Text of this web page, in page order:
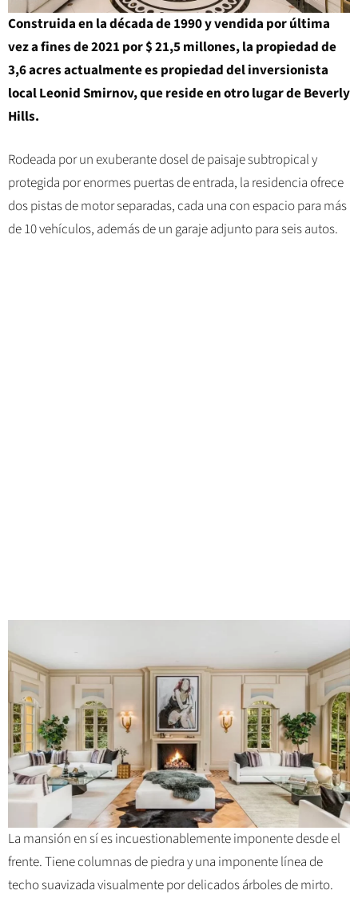
Construida en la década de 1990 y vendida por última
vez a fines de 2021 por $ 21,5 millones, la propiedad de
3,6 acres actualmente es propiedad del inversionista
local Leonid Smirnov, que reside en otro lugar de Beverly
Hills.
Rodeada por un exuberante dosel de paisaje subtropical y
protegida por enormes puertas de entrada, la residencia ofrece
dos pistas de motor separadas, cada una con espacio para más
de 10 vehículos, además de un garaje adjunto para seis autos.
La mansión en sí es incuestionablemente imponente desde el
frente. Tiene columnas de piedra y una imponente línea de
techo suavizada visualmente por delicados árboles de mirto.